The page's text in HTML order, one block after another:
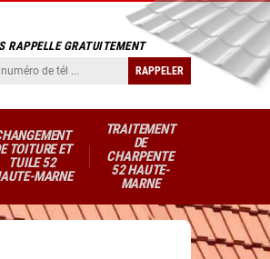
RAPPELLE GRATUITEMENT
TOITURE ET
TUILE 52
MARNE
TRAITEMENT
DE
CHARPENTE
52 HAUTE-
MARNE